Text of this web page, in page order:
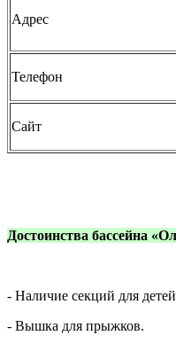
Адрес
Телефон
Сайт
Достоинства бассейна
- Наличие секций для
- Вышка для прыжков.